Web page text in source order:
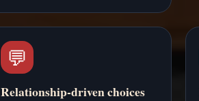
💬
Relationship-driven choices